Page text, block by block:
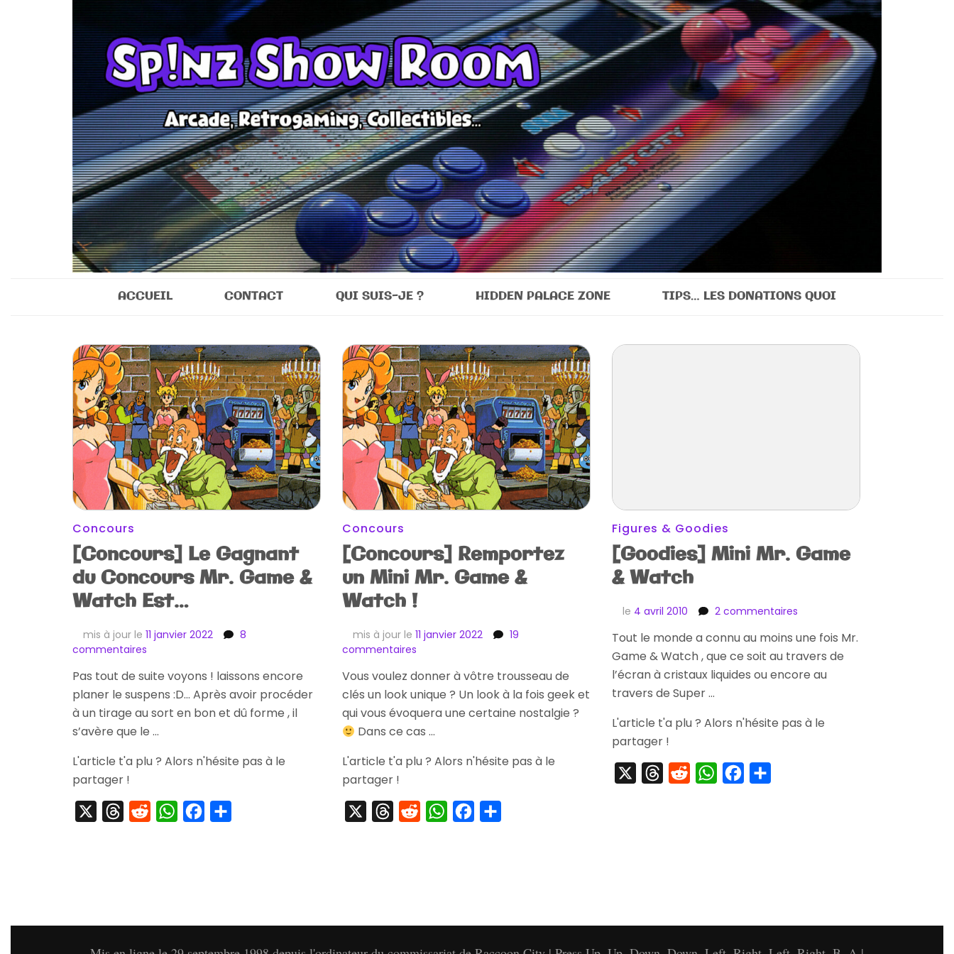
Sp!nz Show Room
ACCUEIL CONTACT QUI SUIS-JE ? HIDDEN PALACE ZONE TIPS… LES DONATIONS QUOI
Concours
[Concours] Le Gagnant
du Concours Mr. Game &
Watch Est…
mis à jour le 11 janvier 2022
8
commentaires
Le
Gagnant
du
Mr.
Game
&
Est…
Pas tout de suite voyons ! laissons encore
planer le suspens :D… Après avoir procéder
à un tirage au sort en bon et dû forme , il
s’avère que le …
L'article t'a plu ? Alors n'hésite pas à le
partager !
ThreadsRedditWhatsAppFacebook
Concours
[Concours] Remportez
un Mini Mr. Game &
Watch !
mis à jour le 11 janvier 2022
19
commentairessur
Remportez
un
Mini
Mr.
Game
&
Watch
Vous voulez donner à vôtre trousseau de
clés un look unique ? Un look à la fois geek et
qui vous évoquera une certaine nostalgie ?
Dans ce cas …
L'article t'a plu ? Alors n'hésite pas à le
partager !
ThreadsRedditWhatsAppFacebook
Figures & Goodies
[Goodies] Mini Mr. Game
& Watch
le 4 avril 2010 2 commentairessur
Mini
Mr.
Game
Tout le monde a connu au moins une fois Mr.
Game & Watch , que ce soit au travers de
l’écran à cristaux liquides ou encore au
travers de Super …
L'article t'a plu ? Alors n'hésite pas à le
partager !
ThreadsRedditWhatsAppFacebook